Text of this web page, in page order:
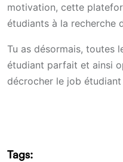
motivation, cette
étudiants à la recherche
Tu as désormais, toutes
étudiant parfait et ainsi
décrocher le job
Tags: